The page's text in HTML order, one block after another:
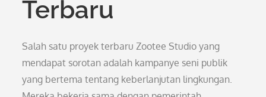
Terbaru
Salah satu proyek terbaru Zootee Studio yang
mendapat sorotan adalah kampanye seni publik
yang bertema tentang keberlanjutan lingkungan.